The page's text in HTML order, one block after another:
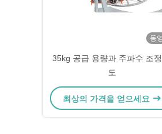
동
35kg 공급 용량과 주파수 조
도
최상의 가격을 얻으세요